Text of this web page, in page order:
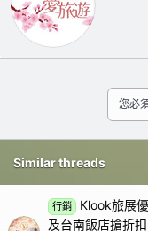
您必
Similar threads
行銷
Klook旅展
及台南飯店搶折扣